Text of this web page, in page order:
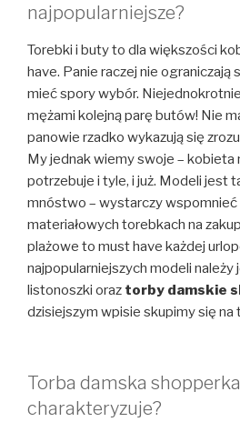
najpopularniejsze?
Torebki i buty to dla większości
have. Panie raczej nie ograniczają
mieć spory wybór.
mężami kolejną parę butów! Nie
panowie rzadko wykazują się
My jednak wiemy swoje –
potrzebuje i tyle, i już. Modeli jest
mnóstwo – wystarczy
materiałowych torebkach na
plażowe to must have każdej
najpopularniejszych modeli należy
listonoszki oraz torby damskie
dzisiejszym wpisie skupimy się na
Torba damska
charakteryzuje?